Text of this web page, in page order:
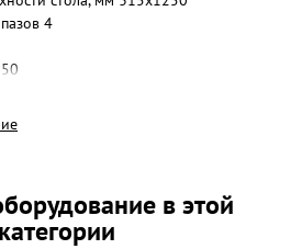
4
квт 1,5
в этой
категории